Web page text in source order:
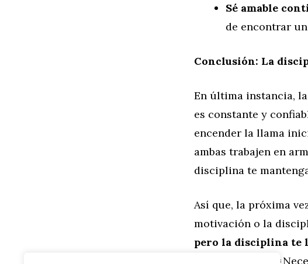
Sé amable
de encontrar
Conclusión: La
En última instancia,
es constante y
encender la llama
ambas trabajen en
disciplina te
Así que, la próxima
motivación o la
pero la disciplina te
camino al éxito!